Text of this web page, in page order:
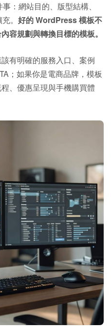
：網站目的、版型結構、
。 好的 WordPress 模板不
容規劃與轉換目標的模板。
有明確的服務入口、案例
；如果你是電商品牌，模板
、優惠呈現與手機購買體